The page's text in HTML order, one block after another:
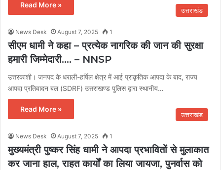
Read More »
उत्तराखंड
News Desk August 7, 2025 1
सीएम धामी ने कहा – प्रत्येक नागरिक की जान की सुरक्षा
हमारी जिम्मेदारी…. – NNSP
उत्तरकाशी। जनपद के धराली-हर्षिल क्षेत्र में आई प्राकृतिक आपदा के बाद, राज्य
आपदा प्रतिवादन बल (SDRF) उत्तराखण्ड पुलिस द्वारा स्थानीय…
Read More »
उत्तराखंड
News Desk August 7, 2025 1
मुख्यमंत्री पुष्कर सिंह धामी ने आपदा प्रभावितों से मुलाकात
कर जाना हाल, राहत कार्यों का लिया जायजा, पुनर्वास को